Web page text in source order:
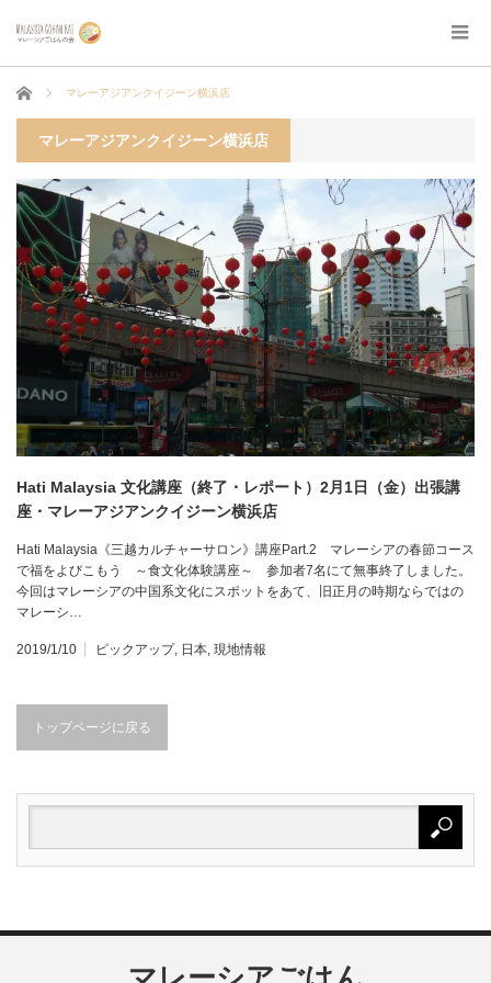
ホーム マレーアジアンクイジーン横浜店
マレーアジアンクイジーン横浜店
Hati Malaysia 文化講座（終了・レポート）2月1日（金）出張講
座・マレーアジアンクイジーン横浜店
Hati Malaysia《三越カルチャーサロン》講座Part.2 マレーシアの春節コース
で福をよびこもう ～食文化体験講座～ 参加者7名にて無事終了しました。
今回はマレーシアの中国系文化にスポットをあて、旧正月の時期ならではの
マレーシ…
2019/1/10 ピックアップ, 日本, 現地情報
トップページに戻る